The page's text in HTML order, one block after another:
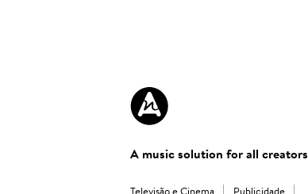
A music solution for all creators
Televisão e Cinema
Publicidade